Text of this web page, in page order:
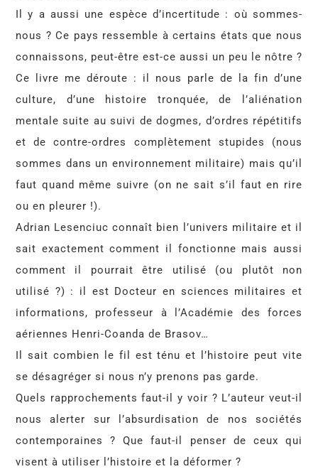
Il y a aussi une espèce d’incertitude : où sommes-
nous ? Ce pays ressemble à certains états que nous
connaissons, peut-être est-ce aussi un peu le nôtre ?
Ce livre me déroute : il nous parle de la fin d’une
culture, d’une histoire tronquée, de l’aliénation
mentale suite au suivi de dogmes, d’ordres répétitifs
et de contre-ordres complètement stupides (nous
sommes dans un environnement militaire) mais qu’il
faut quand même suivre (on ne sait s’il faut en rire
ou en pleurer !).
Adrian Lesenciuc connaît bien l’univers militaire et il
sait exactement comment il fonctionne mais aussi
comment il pourrait être utilisé (ou plutôt non
utilisé ?) : il est Docteur en sciences militaires et
informations, professeur à l’Académie des forces
aériennes Henri-Coanda de Brasov…
Il sait combien le fil est ténu et l’histoire peut vite
se désagréger si nous n’y prenons pas garde.
Quels rapprochements faut-il y voir ? L’auteur veut-il
nous alerter sur l’absurdisation de nos sociétés
contemporaines ? Que faut-il penser de ceux qui
visent à utiliser l’histoire et la déformer ?